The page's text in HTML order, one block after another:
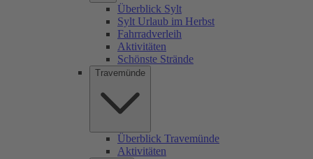
Überblick Sylt
Sylt Urlaub im Herbst
Fahrradverleih
Aktivitäten
Schönste Strände
Travemünde
Überblick Travemünde
Aktivitäten